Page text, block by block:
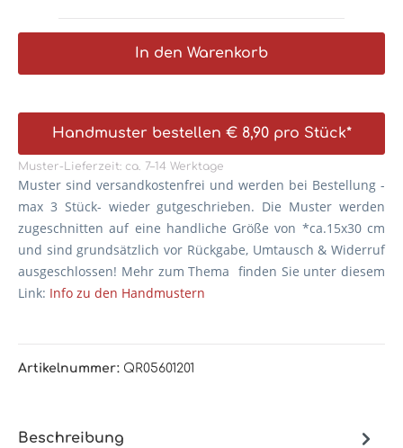
In den Warenkorb
Handmuster bestellen € 8,90 pro Stück*
Muster-Lieferzeit: ca. 7–14 Werktage
Muster sind versandkostenfrei und werden bei Bestellung -
max 3 Stück- wieder gutgeschrieben. Die Muster werden
zugeschnitten auf eine handliche Größe von *ca.15x30 cm
und sind grundsätzlich vor Rückgabe, Umtausch & Widerruf
ausgeschlossen! Mehr zum Thema finden Sie unter diesem
Link: Info zu den Handmustern
Artikelnummer: QR05601201
Beschreibung